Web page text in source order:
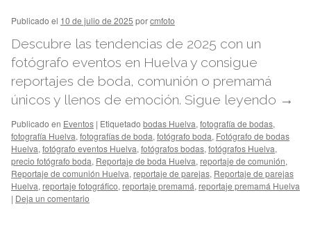
Publicado el 10 de julio de 2025 porcmfoto
Descubre las tendencias de 2025 con un
fotógrafo eventos en Huelva y consigue
reportajes de boda, comunión o premamá
únicos y llenos de emoción. Sigue leyendo →
Publicado en Eventos | Etiquetado bodas Huelva, fotografía de bodas,
fotografía Huelva, fotografías de boda, fotógrafo boda, Fotógrafo de bodas
Huelva, fotógrafo eventos Huelva, fotógrafos bodas, fotógrafos Huelva,
precio fotógrafo boda, Reportaje de boda Huelva, reportaje de comunión,
Reportaje de comunión Huelva, reportaje de parejas, Reportaje de parejas
Huelva, reportaje fotográfico, reportaje premamá, reportaje premamá Huelva
| Deja un comentario